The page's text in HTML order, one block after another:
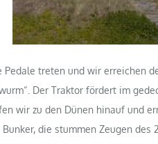
Pedale treten und wir erreichen
Der Traktor fördert im
wir zu den Dünen hinauf und
Bunker, die stummen Zeugen